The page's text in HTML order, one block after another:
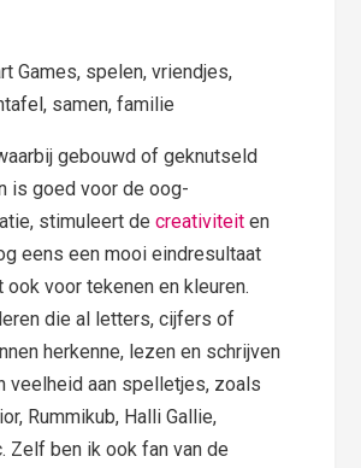
gebouwd of geknutseld
is goed voor de oog-
stimuleert decreativiteiten
eens een mooi eindresultaat
ook voor tekenen en kleuren.
die al letters, cijfers of
herkenne, lezen en schrijven
veelheid aan spelletjes, zoals
Rummikub, Halli Gallie,
Zelf ben ik ook fan van de